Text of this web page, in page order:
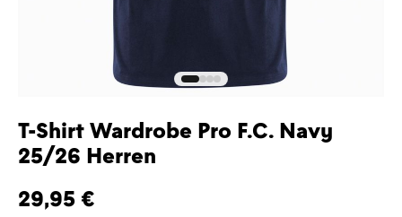
T-Shirt Wardrobe Pro F.C. Navy
25/26 Herren
29,95 €